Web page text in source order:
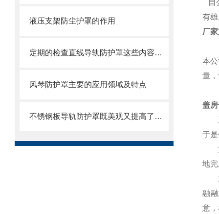
液压支架防尘护罩的作用
定期的检查直线导轨防护罩这些内容，做好维护工作
风琴防护罩主要的应用领域及特点
不锈钢板导轨防护罩既美观又提高了护板的使用寿命
自
有
厂
本
量
盖
三
于
第
地
第
融
意